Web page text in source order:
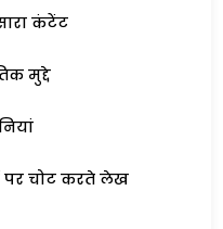
कंटेंट
मुद्दे
चोट करते लेख